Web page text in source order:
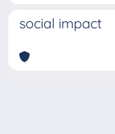
social impact